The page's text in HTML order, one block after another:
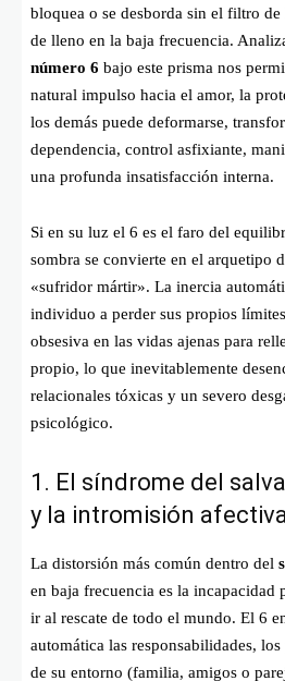
bloquea o se desborda sin el filtro
de lleno en la baja frecuencia.
número 6 bajo este prisma nos
natural impulso hacia el amor, la
los demás puede deformarse,
dependencia, control asfixiante,
una profunda insatisfacción interna.
Si en su luz el 6 es el faro del
sombra se convierte en el arquetipo
«sufridor mártir». La inercia
individuo a perder sus propios
obsesiva en las vidas ajenas para
propio, lo que inevitablemente
relacionales tóxicas y un severo
psicológico.
1. El síndrome del
y la intromisión
La distorsión más común dentro del
en baja frecuencia es la incapacidad
ir al rescate de todo el mundo. El 6
automática las responsabilidades,
de su entorno (familia, amigos o